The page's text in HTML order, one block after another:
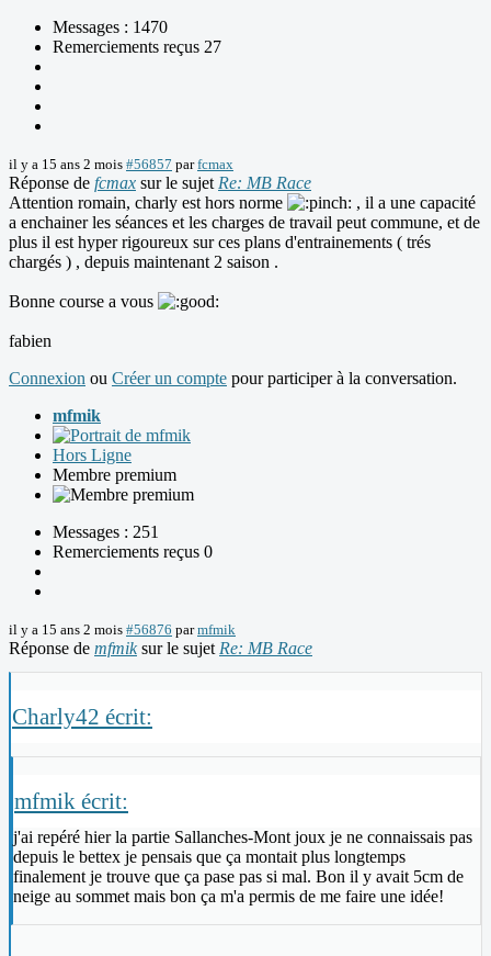
Messages : 1470
Remerciements reçus 27
il y a 15 ans 2 mois #56857 parfcmax
Réponse de fcmax sur le sujet Re: MB Race
Attention romain, charly est hors norme
, il a une capacité
a enchainer les séances et les charges de travail peut commune, et de
plus il est hyper rigoureux sur ces plans d'entrainements ( trés
chargés ) , depuis maintenant 2 saison .
Bonne course a vous
fabien
Connexion ou Créer un compte pour participer à la conversation.
mfmik
Hors Ligne
Membre premium
Messages : 251
Remerciements reçus 0
il y a 15 ans 2 mois #56876 parmfmik
Réponse de mfmiksur le sujet Re: MB Race
Charly42 écrit:
mfmik écrit:
j'ai repéré hier la partie Sallanches-Mont joux je ne connaissais pas
depuis le bettex je pensais que ça montait plus longtemps
finalement je trouve que ça pase pas si mal. Bon il y avait 5cm de
neige au sommet mais bon ça m'a permis de me faire une idée!